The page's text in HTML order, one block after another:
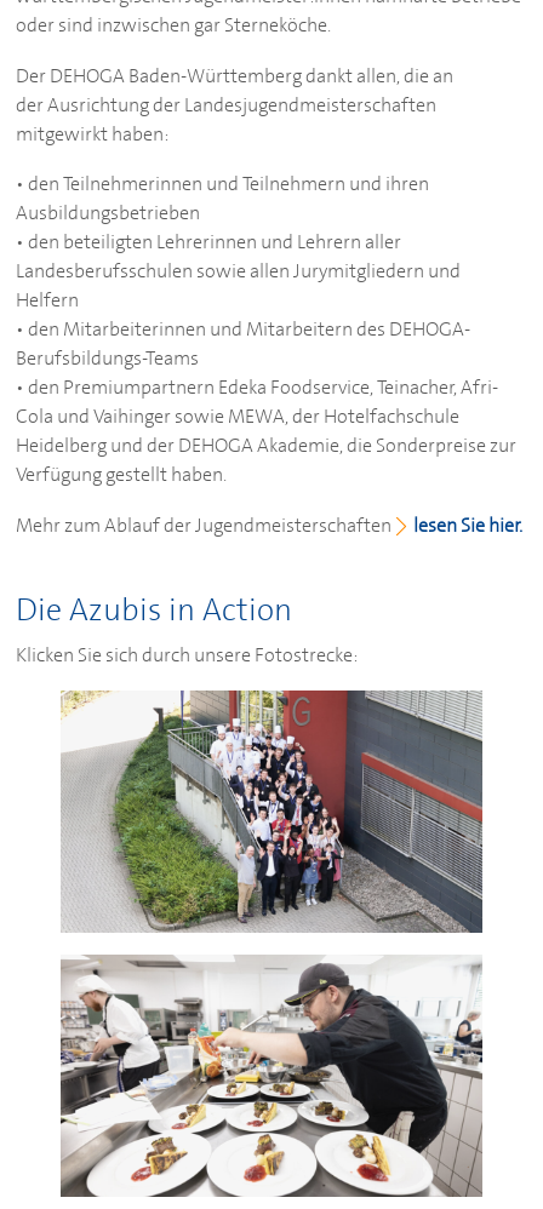
oder sind inzwischen gar Sterneköche.
DerDEHOGABaden-Württemberg dankt allen, die an
der Ausrichtung der Landesjugendmeisterschaften
mitgewirkt haben:
• den Teilnehmerinnen und Teilnehmern und ihren
Ausbildungsbetrieben
• den beteiligten Lehrerinnen und Lehrern aller
Landesberufsschulen sowie allen Jurymitgliedern und
Helfern
• den Mitarbeiterinnen und Mitarbeitern des DEHOGA-
Berufsbildungs-Teams
• den Premiumpartnern Edeka Foodservice, Teinacher, Afri-
Cola und Vaihinger sowie MEWA, der Hotelfachschule
Heidelberg und derDEHOGAAkademie, die Sonderpreise zur
Verfügung gestellt haben.
Mehr zum Ablauf der Jugendmeisterschaften
lesen Sie hier.
Die Azubis in Action
Klicken Sie sich durch unsere Fotostrecke: